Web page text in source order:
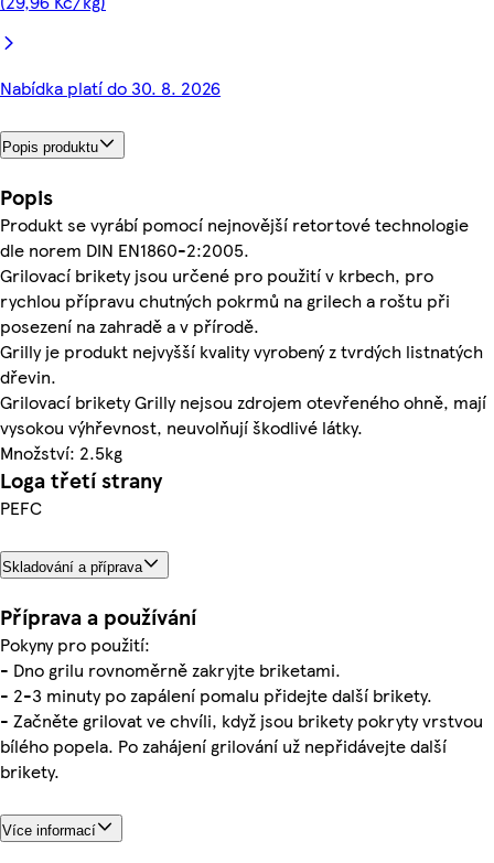
Nabídka platí do 30. 8. 2026
Popis produktu
Popis
Produkt se vyrábí pomocí nejnovější retortové technologie
dle norem DIN EN1860-2:2005.
Grilovací brikety jsou určené pro použití v krbech, pro
rychlou přípravu chutných pokrmů na grilech a roštu při
posezení na zahradě a v přírodě.
Grilly je produkt nejvyšší kvality vyrobený z tvrdých listnatých
dřevin.
Grilovací brikety Grilly nejsou zdrojem otevřeného ohně, mají
vysokou výhřevnost, neuvolňují škodlivé látky.
Množství: 2.5kg
Loga třetí strany
PEFC
Skladování a příprava
Příprava a používání
Pokyny pro použití:
- Dno grilu rovnoměrně zakryjte briketami.
- 2-3 minuty po zapálení pomalu přidejte další brikety.
- Začněte grilovat ve chvíli, když jsou brikety pokryty vrstvou
bílého popela. Po zahájení grilování už nepřidávejte další
brikety.
Více informací